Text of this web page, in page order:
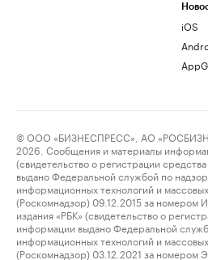
iOS
© ООО «БИЗНЕСПРЕСС», АО
2026. Сообщения и материалы
(свидетельство о регистрации
выдано Федеральной службой по
информационных технологий и
(Роскомнадзор) 09.12.2015 за
издания «РБК» (свидетельство о
информации выдано Федеральной
информационных технологий и
(Роскомнадзор) 03.12.2021 за